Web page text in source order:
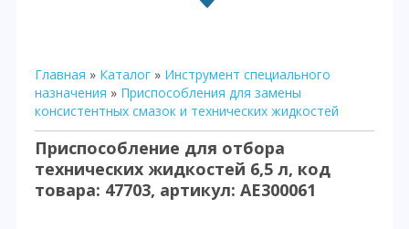
Главная » Каталог » Инструмент специального
назначения » Приспособления для замены
консистентных смазок и технических жидкостей
Приспособление для отбора
технических жидкостей 6,5 л, код
товара: 47703, артикул: AE300061